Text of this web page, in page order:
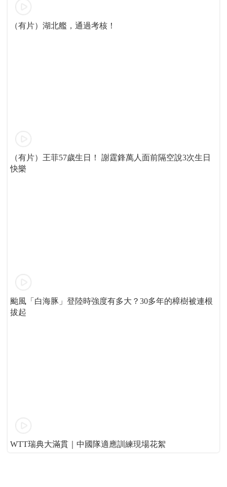
（有片）湖北艦，通過考核！
（有片）王菲57歲生日！ 謝霆鋒萬人面前隔空說3次生日
快樂
颱風「白海豚」登陸時強度有多大？30多年的樟樹被連根
拔起
WTT瑞典大滿貫｜中國隊適應訓練現場花絮